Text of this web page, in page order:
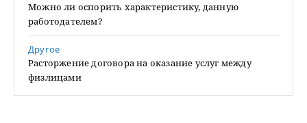
Можно ли оспорить характеристику, данную
работодателем?
Другое
Расторжение договора на оказание услуг между
физлицами